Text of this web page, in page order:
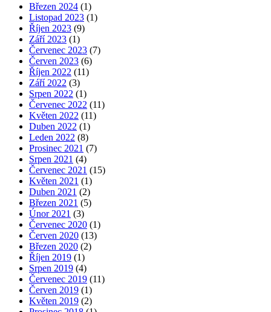
Březen 2024 (1)
Listopad 2023 (1)
Říjen 2023 (9)
Září 2023 (1)
Červenec 2023 (7)
Červen 2023 (6)
Říjen 2022 (11)
Září 2022 (3)
Srpen 2022 (1)
Červenec 2022 (11)
Květen 2022 (11)
Duben 2022 (1)
Leden 2022 (8)
Prosinec 2021 (7)
Srpen 2021 (4)
Červenec 2021 (15)
Květen 2021 (1)
Duben 2021 (2)
Březen 2021 (5)
Únor 2021 (3)
Červenec 2020 (1)
Červen 2020 (13)
Březen 2020 (2)
Říjen 2019 (1)
Srpen 2019 (4)
Červenec 2019 (11)
Červen 2019 (1)
Květen 2019 (2)